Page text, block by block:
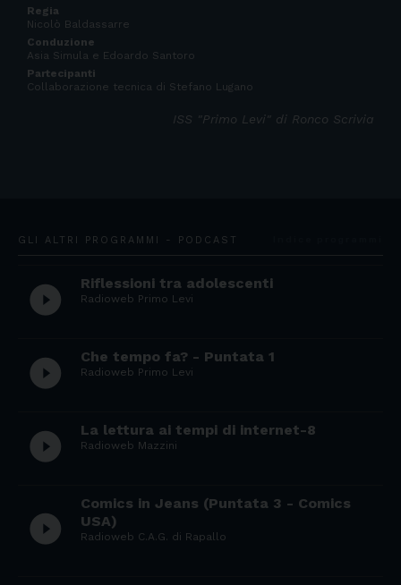
Regia
Nicolò Baldassarre
Conduzione
Asia Simula e Edoardo Santoro
Partecipanti
Collaborazione tecnica di Stefano Lugano
ISS "Primo Levi" di Ronco Scrivia
GLI ALTRI PROGRAMMI - PODCAST
play_circle_filled Riflessioni tra adolescenti
Radioweb Primo Levi
play_circle_filled Che tempo fa? - Puntata 1
Radioweb Primo Levi
play_circle_filled La lettura ai tempi di internet-8
Radioweb Mazzini
play_circle_filled
Comics in Jeans (Puntata 3 - Comics
USA)
Radioweb C.A.G. di Rapallo